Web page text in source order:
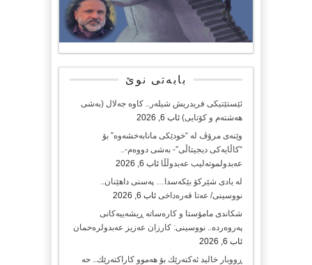
بابەتی نوێ
ئێستێتیکی فریدریش شیلەر.. کاوە جەلال (بەشی
هەشتەم و کۆتایی) ئاب 6, 2026
وێنەی مرۆڤ لە “خودێکی مانابەخشەوە” بۆ
“کاڵایەکی دیجیتاڵی”- بەشی دووەم-..
عەبدولموتەلیب عەبدوڵڵا ئاب 6, 2026
لە یادی شێرکۆ بێکەسدا… پەسنی داهێنان..
نووسینی/ عەتا قەرەداخی ئاب 6, 2026
شکاندی مامۆستا و کارەساتە ڕیشەییەکانی
پەروەردە.. نووسینی: کارزان عەزیز عەبدولرەحمان
ئاب 6, 2026
ڕووبار خالید ئەكتەرێك بۆ هەموو كاراكتەرێك.. حه